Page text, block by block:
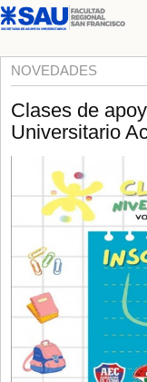
NOVEDADES
Clases de
Universitario